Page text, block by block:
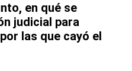
en qué se
judicial para
las que cayó el